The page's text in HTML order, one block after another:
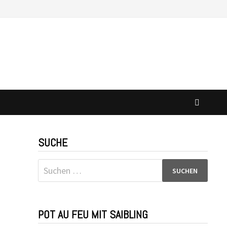
SUCHE
Suchen
nach:
POT AU FEU MIT SAIBLING